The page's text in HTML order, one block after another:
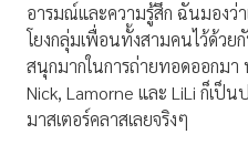
อารมณ์และความรู้สึก ฉันมองว่
โยงกลุ่มเพื่อนทั้งสามคนไว้ด้วย
สนุกมากในการถ่ายทอดออกมา
Nick, Lamorne และ LiLi ก็เป็
มาสเตอร์คลาสเลยจริงๆ